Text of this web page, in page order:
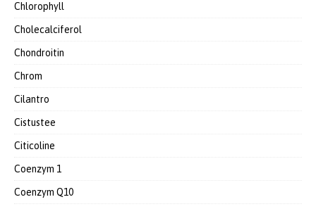
Chlorophyll
Cholecalciferol
Chondroitin
Chrom
Cilantro
Cistustee
Citicoline
Coenzym 1
Coenzym Q10